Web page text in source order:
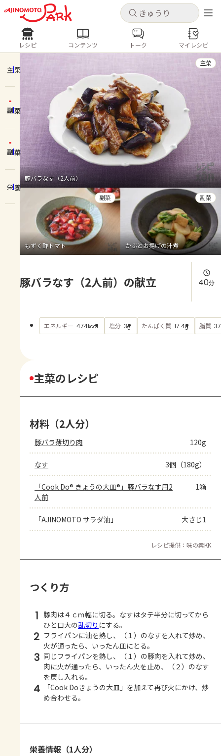
キャンセル
ログインするとレシピを保存できます
ホーム
コンテンツ
レシピ
トーク
よくあるお問い合わせ
お買い物
AJINOMOTO PARK とは
キャンセル
レシピ コンテンツ
人気の食材・レシピ
きゅうり なす トマト
とうもろこし
ピーマン
みょうが ゴーヤ
レシピ コンテンツ トーク マイレシピ
主菜
副菜
副菜
栄養
豚バラなす（2人前）
主菜
もずく酢トマト
副菜
かぶとお揚げの汁煮
副菜
豚バラなす（2人前）の献立 40分
エネルギー 474kcal 塩分 3g たんぱく質 17.4g 脂質
主菜のレシピ
材料（2人分）
豚バラ薄切り肉 120g
なす 3個（180g）
「Cook Do® きょうの大皿®」豚バラなす用2
人前
1箱
「AJINOMOTO サラダ油」 大さじ1
レシピ提供：味の素KK
つくり方
1 豚肉は４ｃｍ幅に切る。なすはタテ半分に切ってから
ひと口大の乱切り にする。
2 フライパンに油を熱し、（１）のなすを入れて炒め、
火が通ったら、いったん皿にとる。
3 同じフライパンを熱し、（１）の豚肉を入れて炒め、
肉に火が通ったら、いったん火を止め、（２）のなす
を戻し入れる。
4
「Cook Doきょうの大皿」を加えて再び火にかけ、炒
め合わせる。
栄養情報（1人分）